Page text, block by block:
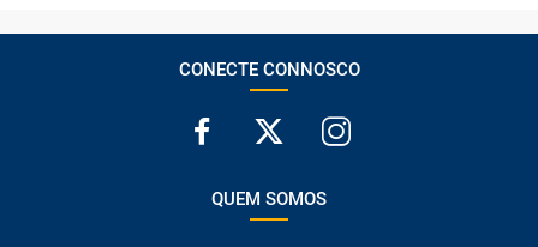
CONECTE CONNOSCO
QUEM SOMOS